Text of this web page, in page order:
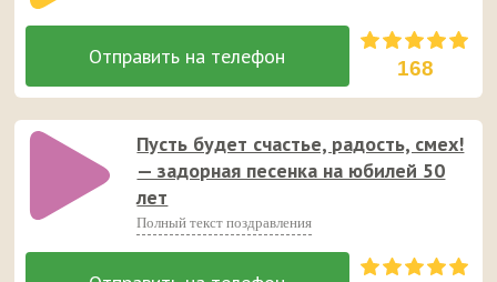
168
Пусть будет счастье, радость, смех!
— задорная песенка на юбилей 50
лет
Полный текст поздравления